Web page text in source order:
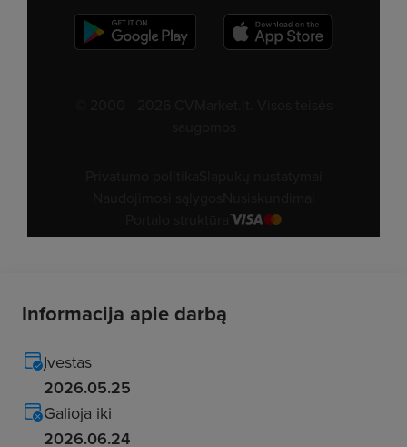
Informacija apie darbą
Įvestas
2026.05.25
Galioja iki
2026.06.24